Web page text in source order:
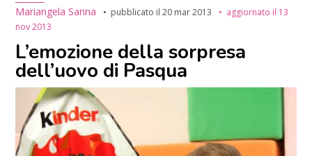
Mariangela Sanna
pubblicato il20 mar 2013 aggiornato il 13
nov 2013
L’emozione della sorpresa
dell’uovo di Pasqua